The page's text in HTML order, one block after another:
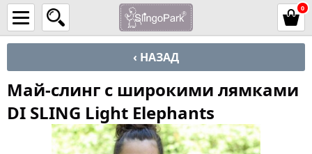
0
‹ НАЗАД
Май-слинг с широкими лямками
DI SLING Light Elephants